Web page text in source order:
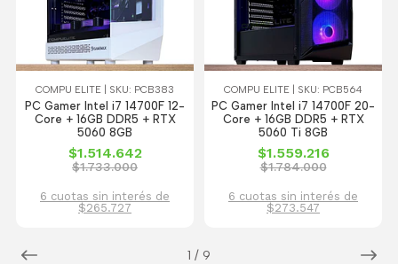
1 / 9
COMPU ELITE | SKU: PCB383
PC Gamer Intel i7 14700F 12-
Core + 16GB DDR5 + RTX
5060 8GB
$1.514.642
$1.733.000
6 cuotas sin interés de
$265.727
COMPU ELITE | SKU: PCB564
PC Gamer Intel i7 14700F 20-
Core + 16GB DDR5 + RTX
5060 Ti 8GB
$1.559.216
$1.784.000
6 cuotas sin interés de
$273.547